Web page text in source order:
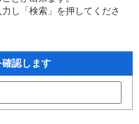
し「検索」を押してくださ
認します